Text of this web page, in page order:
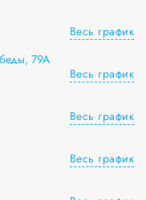
Весь график
79А
Весь график
Весь график
Весь график